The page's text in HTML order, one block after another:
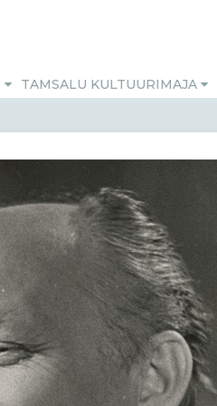
TAMSALU KULTUURIMAJA